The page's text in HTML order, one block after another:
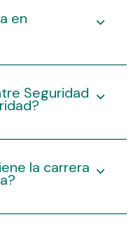
en
Seguridad
la carrera